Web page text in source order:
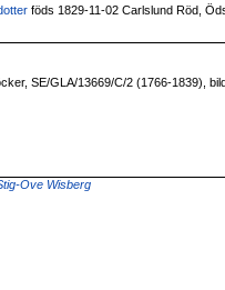
föds 1829-11-02 Carlslund Röd,
SE/GLA/13669/C/2 (1766-1839),
Ove Wisberg